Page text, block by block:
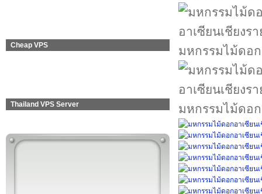
Cheap VPS
Thailand VPS Server
มหกรรมไม้ดอก
มหกรรมไม้ดอก